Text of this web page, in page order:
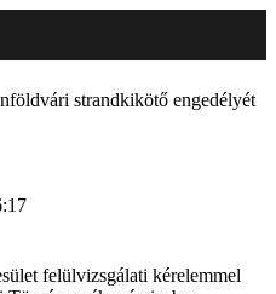
strandkikötő engedélyét
felülvizsgálati kérelemmel